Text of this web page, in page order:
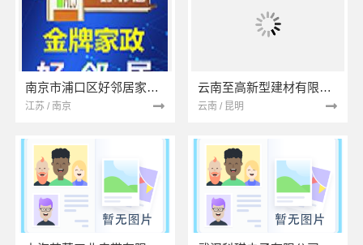
南京市浦口区好邻居家政服务中心
江苏 / 南京
云南至高新型建材有限公司
云南 / 昆明